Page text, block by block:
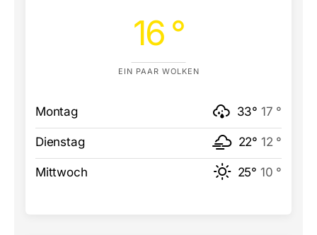
16 °
EIN PAAR WOLKEN
Montag 33° 17 °
Dienstag 22° 12 °
Mittwoch 25° 10 °